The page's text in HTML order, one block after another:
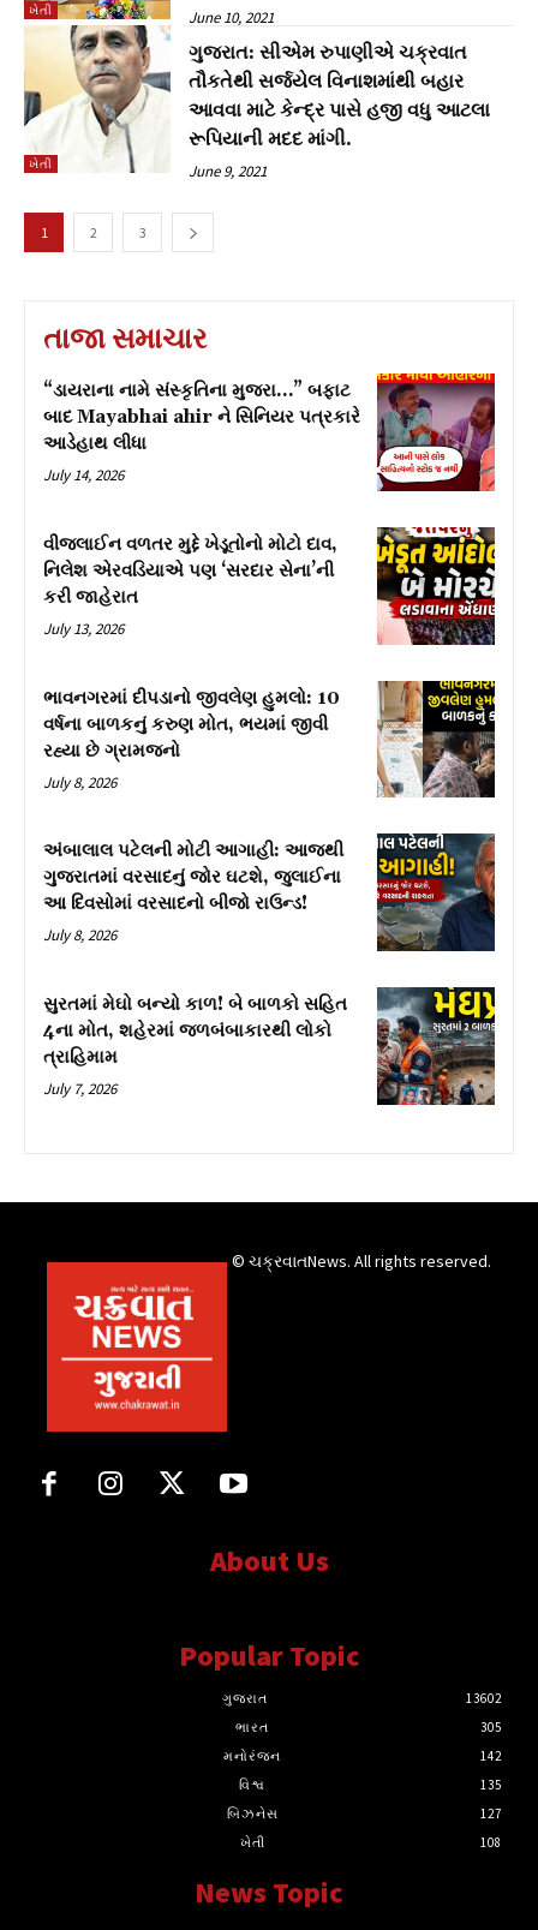
ખેતી June 10, 2021
ખેતી
ગુજરાત: સીએમ રુપાણીએ ચક્રવાત
તૌકતેથી સર્જયેલ વિનાશમાંથી બહાર
આવવા માટે કેન્દ્ર પાસે હજી વધુ આટલા
રૂપિયાની મદદ માંગી.
June 9, 2021
1 2 3
તાજા સમાચાર
“ડાયરાના નામે સંસ્કૃતિના મુજરા…” બફાટ
બાદ Mayabhai ahir ને સિનિયર પત્રકારે
આડેહાથ લીધા
July 14, 2026
વીજલાઈન વળતર મુદ્દે ખેડૂતોનો મોટો દાવ,
નિલેશ એરવડિયાએ પણ ‘સરદાર સેના’ની
કરી જાહેરાત
July 13, 2026
ભાવનગરમાં દીપડાનો જીવલેણ હુમલો: 10
વર્ષના બાળકનું કરુણ મોત, ભયમાં જીવી
રહ્યા છે ગ્રામજનો
July 8, 2026
અંબાલાલ પટેલની મોટી આગાહી: આજથી
ગુજરાતમાં વરસાદનું જોર ઘટશે, જુલાઈના
આ દિવસોમાં વરસાદનો બીજો રાઉન્ડ!
July 8, 2026
સુરતમાં મેઘો બન્યો કાળ! બે બાળકો સહિત
4ના મોત, શહેરમાં જળબંબાકારથી લોકો
ત્રાહિમામ
July 7, 2026
© ચક્રવાતNews. All rights reserved.
About Us
Popular Topic
ગુજરાત
13602
ભારત
305
મનોરંજન
142
વિશ્વ
135
બિઝનેસ
127
ખેતી
108
News Topic